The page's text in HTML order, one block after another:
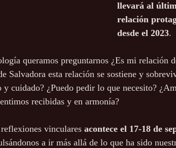
llevará al
relación
desde el 2023.
queramos preguntarnos ¿Es mi relación
Salvadora esta relación se sostiene y
cuidado? ¿Puedo pedir lo que necesito?
recibidas y en armonía?
vinculares acontece el 17-18 de
a ir más allá de lo que ha sido